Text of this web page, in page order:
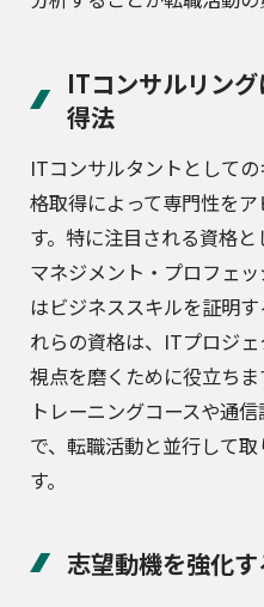
ITコンサルリン
得法
ITコンサルタントとして
格取得によって専門性を
す。特に注目される資格
マネジメント・プロフェ
はビジネススキルを証明
れらの資格は、ITプロジ
視点を磨くために役立ち
トレーニングコースや通
で、転職活動と並行して
す。
志望動機を強化